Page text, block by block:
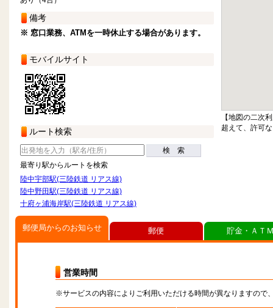
備考
※ 窓口業務、ATMを一時休止する場合があります。
モバイルサイト
ルート検索
検 索
最寄り駅からルートを検索
陸中宇部駅(三陸鉄道 リアス線)
陸中野田駅(三陸鉄道 リアス線)
十府ヶ浦海岸駅(三陸鉄道 リアス線)
【地図の二次
超えて、許可
郵便局からのお知らせ
営業時間
※サービスの内容によりご利用いただける時間が異なりますので
郵便 貯金・ＡＴ